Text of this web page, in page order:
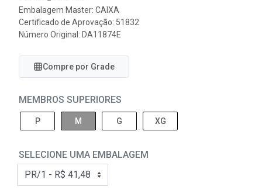
Embalagem Master: CAIXA
Certificado de Aprovação: 51832
Número Original: DA11874E
Compre por Grade
MEMBROS SUPERIORES
P M G XG
SELECIONE UMA EMBALAGEM